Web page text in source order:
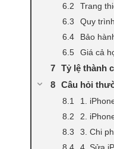
Trang
Quy
Bảo
Giá cả
Tỷ lệ thành
Câu hỏi
1.
2.
3. Chi
4. Sửa